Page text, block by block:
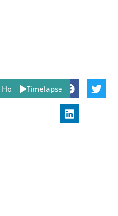
Share:
Host Timelapse